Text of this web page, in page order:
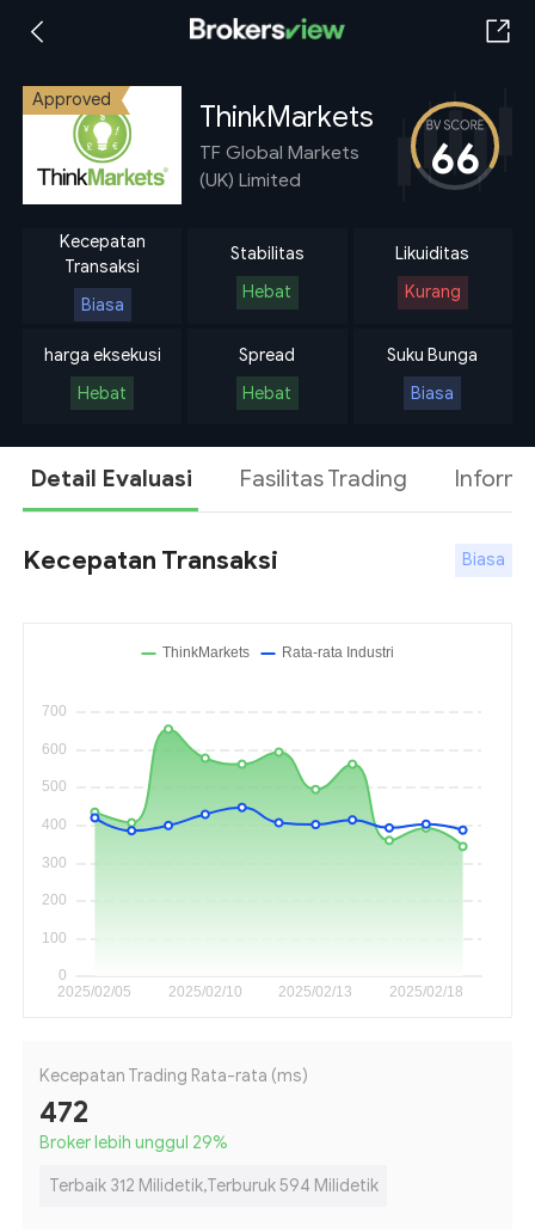
Approved ThinkMarkets
TF Global Markets
(UK) Limited
66
Kecepatan
Transaksi
Biasa
Stabilitas
Hebat
Likuiditas
Kurang
harga eksekusi
Hebat
Spread
Hebat
Suku Bunga
Biasa
Detail Evaluasi Fasilitas Trading
Kecepatan Transaksi Biasa
Kecepatan Trading Rata-rata (ms)
472
Broker lebih unggul 29%
Terbaik 312 Milidetik,Terburuk 594 Milidetik